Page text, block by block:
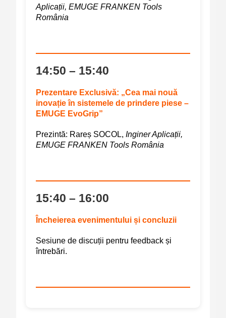
Aplicații, EMUGE FRANKEN Tools
România
14:50 – 15:40
Prezentare Exclusivă: „Cea mai nouă
inovație în sistemele de prindere piese –
EMUGE EvoGrip”
Prezintă: Rareș SOCOL, Inginer Aplicații,
EMUGE FRANKEN Tools România
15:40 – 16:00
Încheierea evenimentului și concluzii
Sesiune de discuții pentru feedback și
întrebări.